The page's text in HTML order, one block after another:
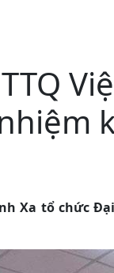
Xa tổ chức